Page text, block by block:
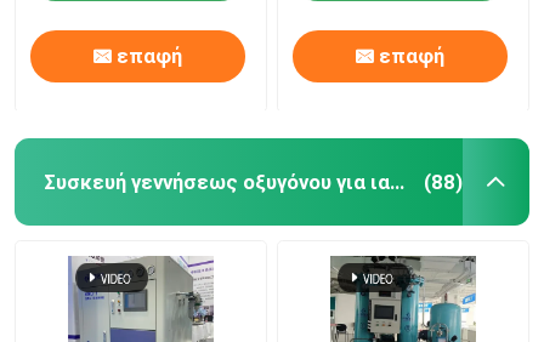
επαφή επαφή
Συσκευή γεννήσεως οξυγόνου για ιατρική χρήση (88)